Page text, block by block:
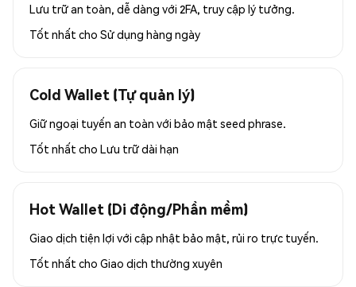
Lưu trữ an toàn, dễ dàng với 2FA, truy cập lý tưởng.
Tốt nhất cho Sử dụng hàng ngày
Cold Wallet (Tự quản lý)
Giữ ngoại tuyến an toàn với bảo mật seed phrase.
Tốt nhất cho Lưu trữ dài hạn
Hot Wallet (Di động/Phần mềm)
Giao dịch tiện lợi với cập nhật bảo mật, rủi ro trực tuyến.
Tốt nhất cho Giao dịch thường xuyên